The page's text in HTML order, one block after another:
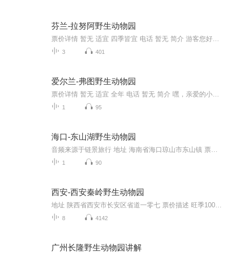
芬兰-拉努阿野生动物园
3 401
爱尔兰-弗图野生动物园
1 95
海口-东山湖野生动物园
1 90
西安-西安秦岭野生动物园
8 4142
广州长隆野生动物园讲解